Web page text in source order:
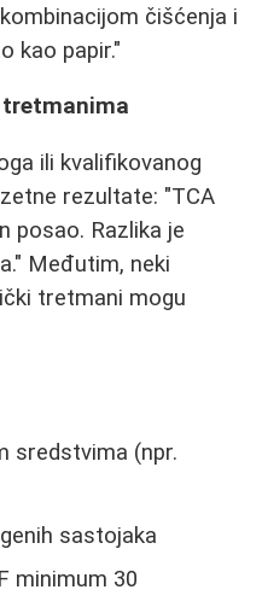
čišćenja i
kao papir."
ili kvalifikovanog
rezultate: "TCA
posao. Razlika je
Međutim, neki
tretmani mogu
sredstvima (npr.
sastojaka
minimum 30